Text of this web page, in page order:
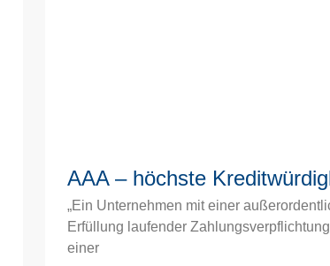
AAA – höchste
„Ein Unternehmen mit einer
Erfüllung laufender
einer